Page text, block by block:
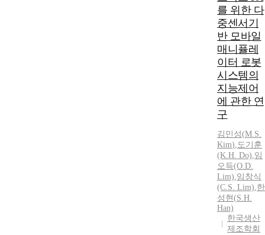
를 위한 다
중센서기
반 모바일
매니퓰레
이터 로봇
시스템의
지능제어
에 관한 연
구
김민성(M.S.
Kim),도기훈
(K.H. Do),임
오득(O.D.
Lim),임창식
(C.S. Lim),한
성현(S.H.
Han)
한국생산
제조학회